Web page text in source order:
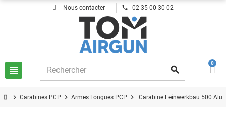
Nous contacter phone 02 35 00 30 02
view_headline search
0
chevron_right Carabines PCP chevron_right Armes Longues PCP chevron_right Carabine Feinwerkbau 500 Alu